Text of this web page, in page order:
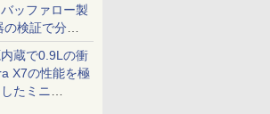
ッファロー製
検証で分か
内蔵で0.9Lの衝
X7の性能を極
たミニ